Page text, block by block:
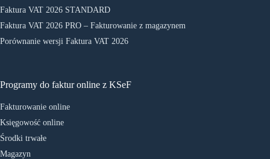
Faktura VAT 2026 STANDARD
Faktura VAT 2026 PRO – Fakturowanie z magazynem
Porównanie wersji Faktura VAT 2026
Programy do faktur online z KSeF
Fakturowanie online
Księgowość online
Środki trwałe
Magazyn